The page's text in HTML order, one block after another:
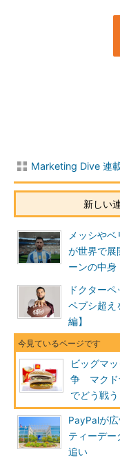
Marketing Dive 連
新しい
メッシや
が世界で展
ーンの中身
ドクター
ペプシ超え
編】
ビッグマ
争 マクド
でどう戦う
PayPalが
ティーデー
追い